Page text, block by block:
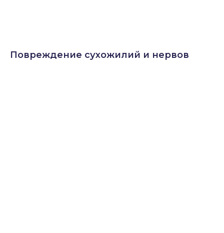
Повреждение сухожилий и нервов